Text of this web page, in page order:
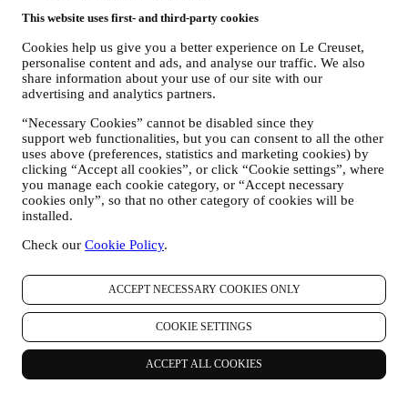
This website uses first- and third-party cookies
Cookies help us give you a better experience on Le Creuset,
personalise content and ads, and analyse our traffic. We also
share information about your use of our site with our
advertising and analytics partners.
“Necessary Cookies” cannot be disabled since they
support web functionalities, but you can consent to all the other
uses above (preferences, statistics and marketing cookies) by
clicking “Accept all cookies”, or click “Cookie settings”, where
you manage each cookie category, or “Accept necessary
cookies only”, so that no other category of cookies will be
installed.
Check our Cookie Policy.
ACCEPT NECESSARY COOKIES ONLY
COOKIE SETTINGS
ACCEPT ALL COOKIES
exemple en souscrivant à notre lettre d’information au
moment de créer un compte sur le Site web), nous vous ferons
parvenir des communications de marketing personnalisées et
des nouvelles concernant les initiatives lancées par Le Creuset
et promues par les filiales de son groupe, ou par ses affiliés et
partenaires locaux, ceci en fonction de vos préférences. Nous
vous contacterons par e-mail, par SMS ou par les réseaux
sociaux, mais aussi en utilisant des moyens automatisés. De
telles communications seront liées aux produits Le Creuset,
aux ouvertures de nouveaux magasins, aux événements
exclusifs, concours, enquêtes et démonstrations organisés par
Le Creuset ou à des offres spéciales qui pourraient vous
intéresser. Ces communications pourront être sélectionnées ou
rédigées spécialement à votre intention, sur base de données
vous concernant, telles que votre situation géographique,
concerne nos produits. Nous utiliserons ces données pour
mieux cerner vos centres d’intérêt. Ceci nous permettra de
personnaliser nos communications afin de les rendre plus
pertinentes et intéressantes. Il n’y aura aucun autre effet. Nous
collectons aussi des données statistiques concernant
l’ouverture des e-mails et les clics, utilisant à cet effet des
technologies industrielles standard pour nous aider dans le